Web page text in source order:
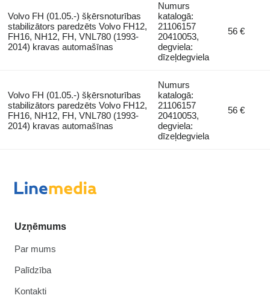
Volvo FH (01.05.-) šķērsnoturības
stabilizātors paredzēts Volvo FH12,
FH16, NH12, FH, VNL780 (1993-
2014) kravas automašīnas
Numurs
katalogā:
21106157
20410053,
degviela:
dīzeļdegviela
56 €
Volvo FH (01.05.-) šķērsnoturības
stabilizātors paredzēts Volvo FH12,
FH16, NH12, FH, VNL780 (1993-
2014) kravas automašīnas
Numurs
katalogā:
21106157
20410053,
degviela:
dīzeļdegviela
56 €
Uzņēmums
Par mums
Palīdzība
Kontakti